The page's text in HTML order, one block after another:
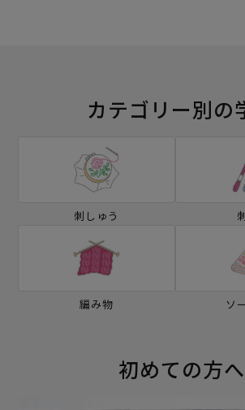
カテゴリー別の
刺しゅう
編み物 ソ
初めての方へ